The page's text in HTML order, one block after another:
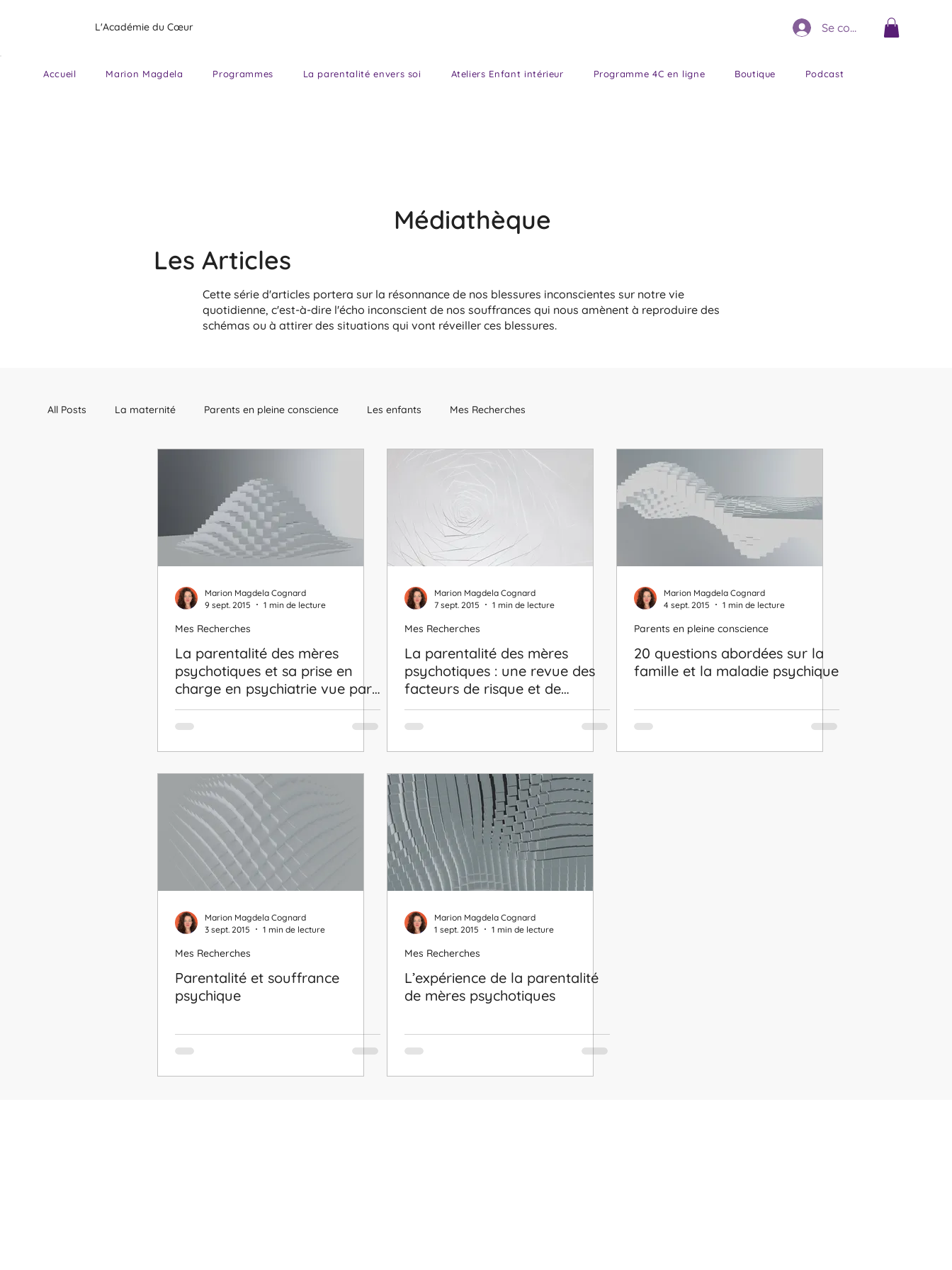
Accueil Marion Magdela Programmes La parentalité envers soi Ateliers Enfant intérieur Programme 4C en ligne Boutique Podcast
L'Académie du Cœur Se connecter
Médiathèque
Les Articles
Cette série d'articles portera sur la résonnance de nos blessures inconscientes sur notre vie
quotidienne, c'est-à-dire l'écho inconscient de nos souffrances qui nous amènent à reproduire des
schémas ou à attirer des situations qui vont réveiller ces blessures.
All Posts La maternité Parents en pleine conscience Les enfants Mes Recherches
Marion Magdela Cognard
9 sept. 2015
1 min de lecture
Mes Recherches
La parentalité des mères
psychotiques et sa prise en
charge en psychiatrie vue par
les professionnels de santé
Marion Magdela Cognard
7 sept. 2015
1 min de lecture
Mes Recherches
La parentalité des mères
psychotiques : une revue des
facteurs de risque et de
protection
Marion Magdela Cognard
4 sept. 2015
1 min de lecture
Parents en pleine conscience
20 questions abordées sur la
famille et la maladie psychique
Marion Magdela Cognard
3 sept. 2015
1 min de lecture
Mes Recherches
Parentalité et souffrance
psychique
Marion Magdela Cognard
1 sept. 2015
1 min de lecture
Mes Recherches
L’expérience de la parentalité
de mères psychotiques